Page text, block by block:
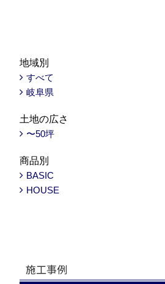
地域別
すべて
岐阜県
土地の広さ
〜50坪
商品別
BASIC
HOUSE
施工事例